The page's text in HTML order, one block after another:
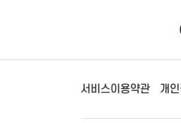
서비스이용약관 개